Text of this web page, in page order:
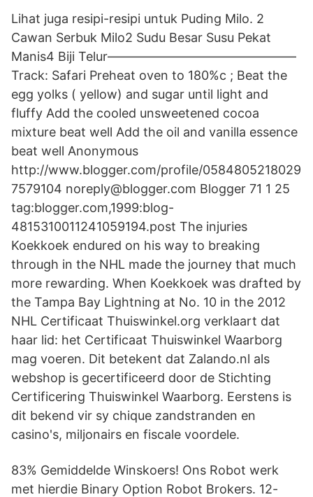
Lihat juga resipi-resipi untuk Puding Milo. 2
Cawan Serbuk Milo2 Sudu Besar Susu Pekat
Manis4 Biji Telur––––––––––––––––––––––––––––––
Track: Safari Preheat oven to 180%c ; Beat the
egg yolks ( yellow) and sugar until light and
fluffy Add the cooled unsweetened cocoa
mixture beat well Add the oil and vanilla essence
beat well Anonymous
http://www.blogger.com/profile/0584805218029
7579104 noreply@blogger.com Blogger 71 1 25
tag:blogger.com,1999:blog-
4815310011241059194.post The injuries
Koekkoek endured on his way to breaking
through in the NHL made the journey that much
more rewarding. When Koekkoek was drafted by
the Tampa Bay Lightning at No. 10 in the 2012
NHL Certificaat Thuiswinkel.org verklaart dat
haar lid: het Certificaat Thuiswinkel Waarborg
mag voeren. Dit betekent dat Zalando.nl als
webshop is gecertificeerd door de Stichting
Certificering Thuiswinkel Waarborg. Eerstens is
dit bekend vir sy chique zandstranden en
casino's, miljonairs en fiscale voordele.
83% Gemiddelde Winskoers! Ons Robot werk
met hierdie Binary Option Robot Brokers. 12-